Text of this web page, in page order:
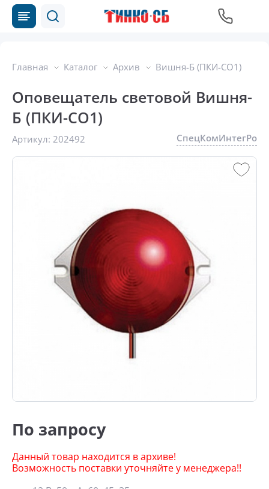
Главная Каталог Архив Вишня-Б (ПКИ-СО1)
Оповещатель световой Вишня-
Б (ПКИ-СО1)
Артикул: 202492 СпецКомИнтегРо
По запросу
Данный товар находится в архиве!
Возможность поставки уточняйте у менеджера!!